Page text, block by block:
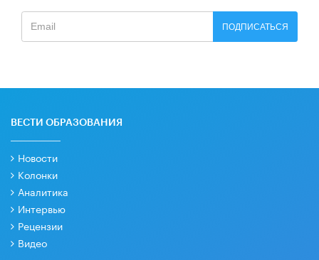
ПОДПИСАТЬСЯ
ВЕСТИ ОБРАЗОВАНИЯ
Новости
Колонки
Аналитика
Интервью
Рецензии
Видео